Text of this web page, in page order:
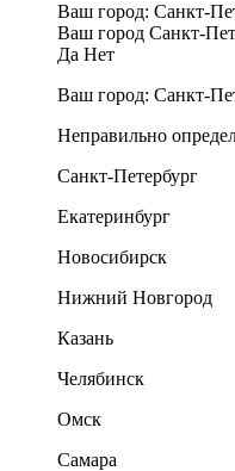
Ваш город: Санкт-
Ваш город Санкт-
Да Нет
Ваш город: Санкт-
Неправильно
Санкт-Петербург
Екатеринбург
Новосибирск
Нижний Новгород
Казань
Челябинск
Омск
Самара